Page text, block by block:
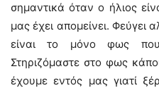
σημαντικά όταν ο ήλιος
μας έχει απομείνει. Φεύγει
είναι το μόνο φως
Στηριζόμαστε στο φως
έχουμε εντός μας γιατί